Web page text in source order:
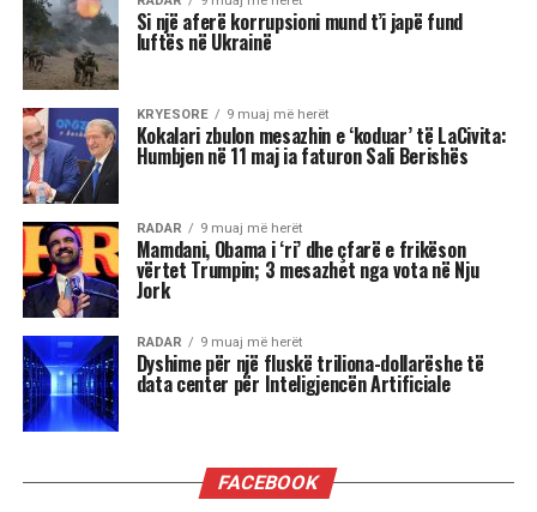
“Është ekuinoksi i vjeshtës, dita barazohet me
natën dhe na fton në reflektim”, tha Shehu, duke
nënvizuar se kjo javë do të shënohet nga
tensione, lëvizje të papritura, dinamizëm në
marrëdhënie dhe sfida ekonomike. Për disa
shenja, kjo është një javë premtuese që hap dyer
të reja, për të tjera, një moment i ndjeshëm ku
fati kërkon maturi dhe vetëpërmbajtje
Çdo shenjë do ta ndjejë këtë energji ndryshe nga
përplasjet emocionale të Dashit dhe pasiguritë e
Shigjetarit, te balancimi personal i Peshores dhe
fuqia komunikuese e Ujorit. Por një gjë është e
sigurt: qielli është në lëvizje dhe kush është i
gatshëm të dëgjojë mesazhet e tij, mund të dalë